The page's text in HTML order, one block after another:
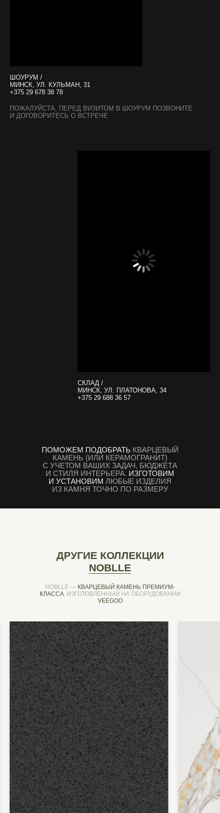
ШОУРУМ /
МИНСК, УЛ. КУЛЬМАН, 31
+375 29 678 38 78
ПОЖАЛУЙСТА, ПЕРЕД ВИЗИТОМ В ШОУРУМ ПОЗВОНИТЕ
И ДОГОВОРИТЕСЬ О ВСТРЕЧЕ
СКЛАД /
МИНСК, УЛ. ПЛАТОНОВА, 34
+375 29 688 36 57
ПОМОЖЕМ ПОДОБРАТЬ КВАРЦЕВЫЙ
КАМЕНЬ (ИЛИ КЕРАМОГРАНИТ)
С УЧЕТОМ ВАШИХ ЗАДАЧ, БЮДЖЕТА
И СТИЛЯ ИНТЕРЬЕРА. ИЗГОТОВИМ
И УСТАНОВИМ ЛЮБЫЕ ИЗДЕЛИЯ
ИЗ КАМНЯ ТОЧНО ПО РАЗМЕРУ
ДРУГИЕ КОЛЛЕКЦИИ
NOBLLE
NOBLLE — КВАРЦЕВЫЙ КАМЕНЬ ПРЕМИУМ-
КЛАССА, ИЗГОТОВЛЕННЫЙ НА ОБОРУДОВАНИИ
VEEGOO